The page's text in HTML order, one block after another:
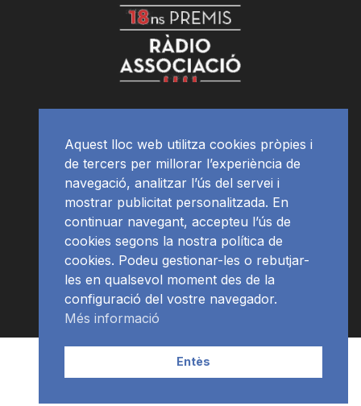
APP Programació
Aquest lloc web utilitza cookies pròpies i
de tercers per millorar l’experiència de
navegació, analitzar l’ús del servei i
mostrar publicitat personalitzada. En
continuar navegant, accepteu l’ús de
cookies segons la nostra política de
cookies. Podeu gestionar-les o rebutjar-
les en qualsevol moment des de la
configuració del vostre navegador.
Més informació
Entès